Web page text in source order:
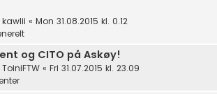
kawlii « Mon 31.08.2015 kl. 0.12
og CITO på Askøy!
ToiniFTW « Fri 31.07.2015 kl. 23.09